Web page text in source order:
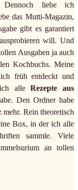
Dennoch liebe ich
das Mutti-Magazin,
gibt es garantiert
will. Und
Ausgaben ja auch
Kochbuchs. Meine
früh entdeckt und
alleRezepte aus
Den Ordner habe
Rein theoretisch
Box, in der ich alle
sammle. Viele
an tollen